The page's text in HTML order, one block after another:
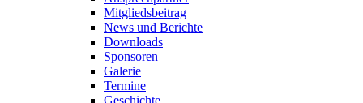
Mitgliedsbeitrag
News und Berichte
Downloads
Sponsoren
Galerie
Termine
Geschichte